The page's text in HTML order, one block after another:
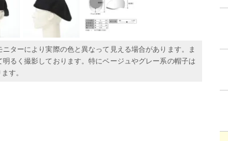
ターにより実際の色と異なって見える場合があります。ま
るく撮影しております。特にベージュやグレー系の帽子は
す。